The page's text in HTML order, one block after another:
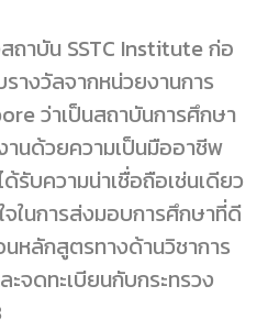
าบัน SSTC Institute ก่อ
างวัลจากหน่วยงานการ
ว่าเป็นสถาบันการศึกษา
นด้วยความเป็นมืออาชีพ
รับความน่าเชื่อถือเช่นเดียว
จในการส่งมอบการศึกษาที่ดี
หลักสูตรทางด้านวิชาการ
จดทะเบียนกับกระทรวง